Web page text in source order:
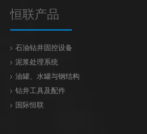
恒联产品
石油钻井固控设备
泥浆处理系统
油罐、水罐与钢结构
钻井工具及配件
国际恒联